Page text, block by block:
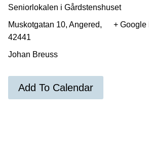
Seniorlokalen i Gårdstenshuset
Muskotgatan 10, Angered,
42441
+ Google
Johan Breuss
Add To Calendar